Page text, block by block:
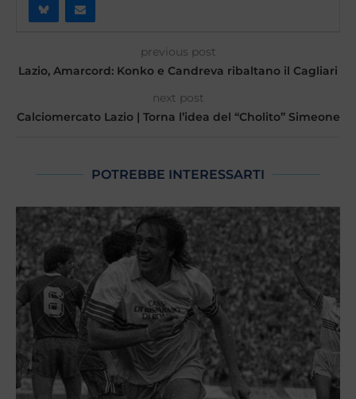
previous post
Lazio, Amarcord: Konko e Candreva ribaltano il Cagliari
next post
Calciomercato Lazio | Torna l’idea del “Cholito” Simeone
POTREBBE INTERESSARTI